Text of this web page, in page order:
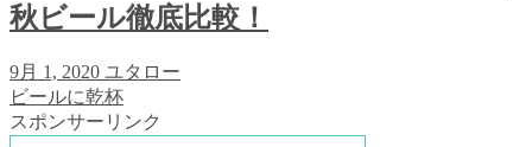
秋ビール徹底比較！
9月 1, 2020 ユタロー
ビールに乾杯
スポンサーリンク